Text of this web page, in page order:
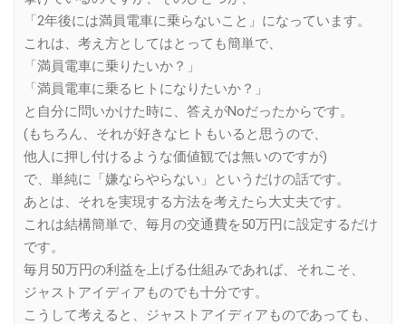
「2年後には満員電車に乗らないこと」になっています。
これは、考え方としてはとっても簡単で、
「満員電車に乗りたいか？」
「満員電車に乗るヒトになりたいか？」
と自分に問いかけた時に、答えがNoだったからです。
(もちろん、それが好きなヒトもいると思うので、
他人に押し付けるような価値観では無いのですが)
で、単純に「嫌ならやらない」というだけの話です。
あとは、それを実現する方法を考えたら大丈夫です。
これは結構簡単で、毎月の交通費を50万円に設定するだけ
です。
毎月50万円の利益を上げる仕組みであれば、それこそ、
ジャストアイディアものでも十分です。
こうして考えると、ジャストアイディアものであっても、